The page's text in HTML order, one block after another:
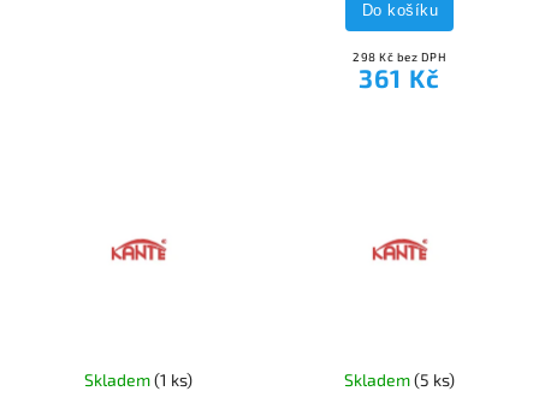
298 Kč bez DPH
361 Kč
Do košíku
Skladem(1 ks) Skladem(5 ks)